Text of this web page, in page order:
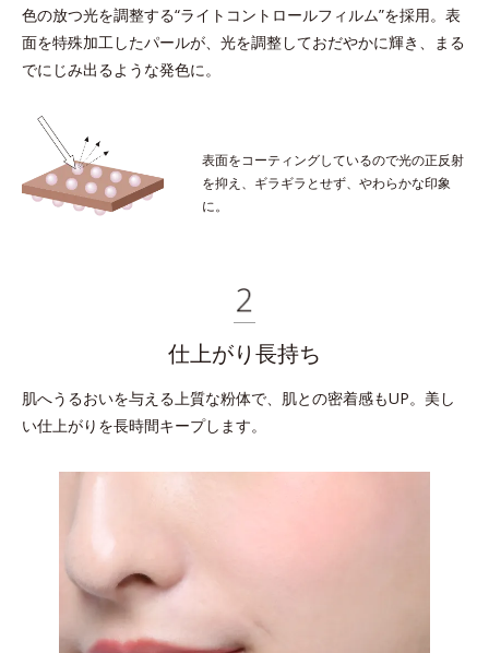
色の放つ光を調整する“ライトコントロールフィルム”を採用。 表
面を特殊加工したパールが、光を調整しておだやかに輝き、まる
でにじみ出るような発色に。
表面をコーティングしているので光の正反射
を抑え、 ギラギラとせず、やわらかな印象
に。
仕上がり長持ち
肌へうるおいを与える上質な粉体で、 肌との密着感もUP。美し
い仕上がりを長時間キープします。